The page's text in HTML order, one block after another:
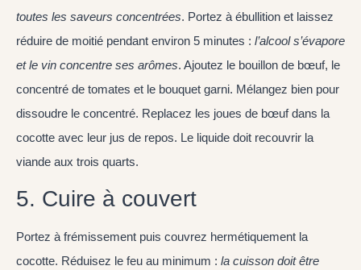
toutes les saveurs concentrées. Portez à ébullition et laissez
réduire de moitié pendant environ 5 minutes : l’alcool s’évapore
et le vin concentre ses arômes. Ajoutez le bouillon de bœuf, le
concentré de tomates et le bouquet garni. Mélangez bien pour
dissoudre le concentré. Replacez les joues de bœuf dans la
cocotte avec leur jus de repos. Le liquide doit recouvrir la
viande aux trois quarts.
5. Cuire à couvert
Portez à frémissement puis couvrez hermétiquement la
cocotte. Réduisez le feu au minimum : la cuisson doit être